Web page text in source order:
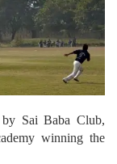
by Sai Baba Club,
winning the